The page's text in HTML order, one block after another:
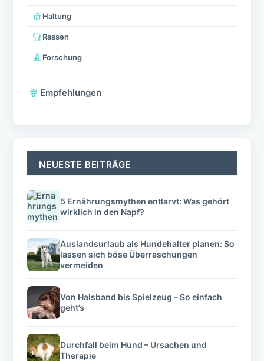
Haltung
Rassen
Forschung
Empfehlungen
NEUESTE BEITRÄGE
5 Ernährungsmythen entlarvt: Was gehört
wirklich in den Napf?
Auslandsurlaub als Hundehalter planen: So
lassen sich böse Überraschungen
vermeiden
Von Halsband bis Spielzeug – So einfach
geht’s
Durchfall beim Hund – Ursachen und
Therapie